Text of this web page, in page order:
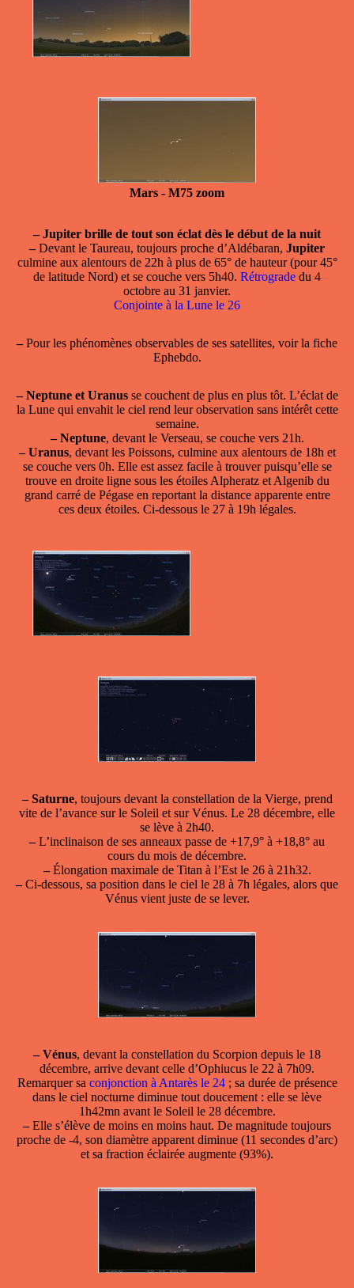
Mars - M75 zoom
– Jupiter brille de tout son éclat dès le début de la nuit
–Devant le Taureau, toujours proche d’Aldébaran, Jupiter
culmine aux alentours de 22h à plus de 65° de hauteur (pour 45°
de latitude Nord) et se couche vers 5h40. Rétrograde du 4
octobre au 31 janvier.
Conjointe à la Lune le 26
–Pour les phénomènes observables de ses satellites, voir la fiche
Ephebdo.
– Neptune et Uranusse couchent de plus en plus tôt. L’éclat de
la Lune qui envahit le ciel rend leur observation sans intérêt cette
semaine.
– Neptune, devant le Verseau, se couche vers 21h.
– Uranus, devant les Poissons, culmine aux alentours de 18h et
se couche vers 0h. Elle est assez facile à trouver puisqu’elle se
trouve en droite ligne sous les étoiles Alpheratz et Algenib du
grand carré de Pégase en reportant la distance apparente entre
ces deux étoiles. Ci-dessous le 27 à 19h légales.
– Saturne, toujours devant la constellation de la Vierge, prend
vite de l’avance sur le Soleil et sur Vénus. Le 28 décembre, elle
se lève à 2h40.
–L’inclinaison de ses anneaux passe de +17,9° à +18,8° au
cours du mois de décembre.
–Élongation maximale de Titan à l’Est le 26 à 21h32.
–Ci-dessous, sa position dans le ciel le 28 à 7h légales, alors que
Vénus vient juste de se lever.
– Vénus, devant la constellation du Scorpion depuis le 18
décembre, arrive devant celle d’Ophiucus le 22 à 7h09.
Remarquer sa conjonction à Antarès le 24; sa durée de présence
dans le ciel nocturne diminue tout doucement : elle se lève
1h42mn avant le Soleil le 28 décembre.
–Elle s’élève de moins en moins haut. De magnitude toujours
proche de -4, son diamètre apparent diminue (11 secondes d’arc)
et sa fraction éclairée augmente (93%).